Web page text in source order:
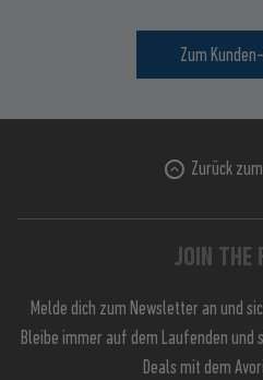
Zum
Zurück
JOIN THE
Melde dich zum Newsletter an und
Bleibe immer auf dem Laufenden und
Deals mit dem